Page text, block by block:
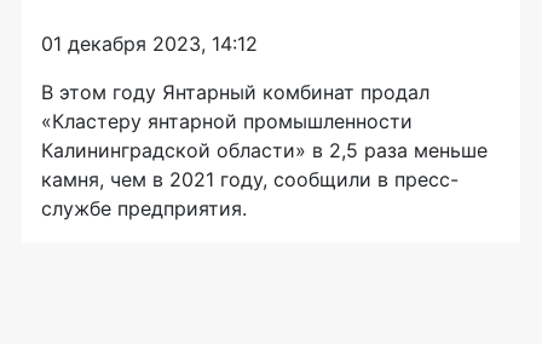
01 декабря 2023, 14:12
В этом году Янтарный комбинат продал
«Кластеру янтарной промышленности
Калининградской области» в 2,5 раза меньше
камня, чем в 2021 году, сообщили в пресс-
службе предприятия.